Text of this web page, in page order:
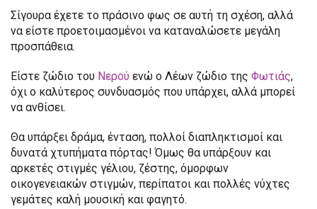
Σίγουρα έχετε το πράσινο φως σε αυτή τη σχέση, αλλά
να είστε προετοιμασμένοι να καταναλώσετε μεγάλη
προσπάθεια.
Είστε ζώδιο του Νερού ενώ ο Λέων ζώδιο της Φωτιάς,
όχι ο καλύτερος συνδυασμός που υπάρχει, αλλά μπορεί
να ανθίσει.
Θα υπάρξει δράμα, ένταση, πολλοί διαπληκτισμοί και
δυνατά χτυπήματα πόρτας! Όμως θα υπάρξουν και
αρκετές στιγμές γέλιου, ζέστης, όμορφων
οικογενειακών στιγμών, περίπατοι και πολλές νύχτες
γεμάτες καλή μουσική και φαγητό.